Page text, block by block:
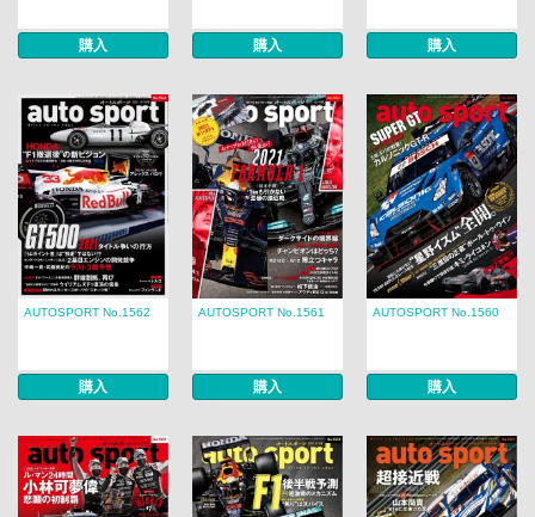
購入 購入 購入
AUTOSPORT No.1562
購入
AUTOSPORT No.1561
購入
AUTOSPORT No.1560
購入